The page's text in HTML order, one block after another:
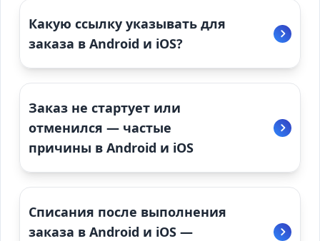
Какую ссылку указывать для
заказа в Android и iOS?
Заказ не стартует или
отменился — частые
причины в Android и iOS
Списания после выполнения
заказа в Android и iOS —